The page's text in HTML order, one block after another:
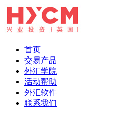
首页
交易产品
外汇学院
活动帮助
外汇软件
联系我们